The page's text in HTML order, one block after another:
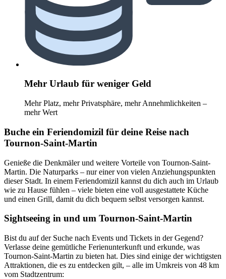
Mehr Urlaub für weniger Geld
Mehr Platz, mehr Privatsphäre, mehr Annehmlichkeiten –
mehr Wert
Buche ein Feriendomizil für deine Reise nach
Tournon-Saint-Martin
Genieße die Denkmäler und weitere Vorteile von Tournon-Saint-
Martin. Die Naturparks – nur einer von vielen Anziehungspunkten
dieser Stadt. In einem Feriendomizil kannst du dich auch im Urlaub
wie zu Hause fühlen – viele bieten eine voll ausgestattete Küche
und einen Grill, damit du dich bequem selbst versorgen kannst.
Sightseeing in und um Tournon-Saint-Martin
Bist du auf der Suche nach Events und Tickets in der Gegend?
Verlasse deine gemütliche Ferienunterkunft und erkunde, was
Tournon-Saint-Martin zu bieten hat. Dies sind einige der wichtigsten
Attraktionen, die es zu entdecken gilt, – alle im Umkreis von 48 km
vom Stadtzentrum: